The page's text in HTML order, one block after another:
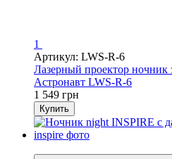
1
Артикул: LWS-R-6
Лазерный проектор ночник
Астронавт LWS-R-6
1 549 грн
Купить